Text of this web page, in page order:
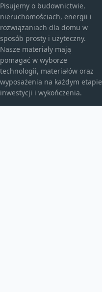
Pisujemy o budownictwie,
nieruchomościach, energii i
rozwiązaniach dla domu w
sposób prosty i użyteczny.
Nasze materiały mają
pomagać w wyborze
technologii, materiałów oraz
wyposażenia na każdym etapie
inwestycji i wykończenia.